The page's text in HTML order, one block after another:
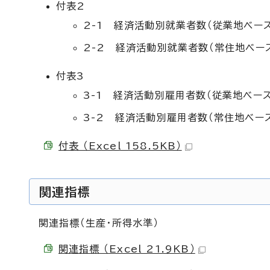
付表2
2-1 経済活動別就業者数（従業地ベース
2-2 経済活動別就業者数（常住地ベース
付表3
3-1 経済活動別雇用者数（従業地ベース
3-2 経済活動別雇用者数（常住地ベース
付表 （Excel 158.5KB）
関連指標
関連指標（生産・所得水準）
関連指標 （Excel 21.9KB）